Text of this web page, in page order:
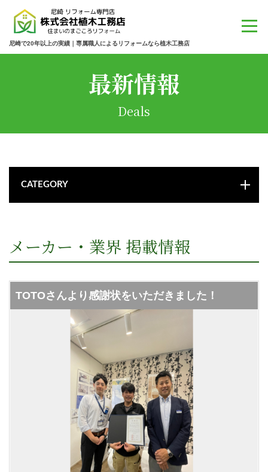
尼崎で20年以上の実績｜専属職人によるリフォームなら植木工務店
最新情報
Deals
CATEGORY
メーカー・業界 掲載情報
TOTOさんより感謝状をいただきました！